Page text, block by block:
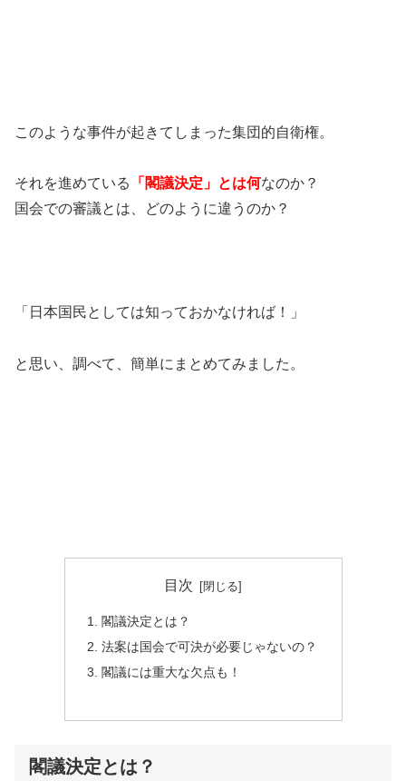
このような事件が起きてしまった集団的自衛権。
それを進めている 「閣議決定」とは何なのか？
国会での審議とは、どのように違うのか？
「日本国民としては知っておかなければ！」
と思い、調べて、簡単にまとめてみました。
目次
閣議決定とは？
法案は国会で可決が必要じゃないの？
閣議には重大な欠点も！
閣議決定とは？